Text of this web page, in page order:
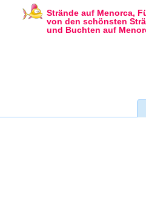
Strände auf Menorca,
von den schönsten
und Buchten auf